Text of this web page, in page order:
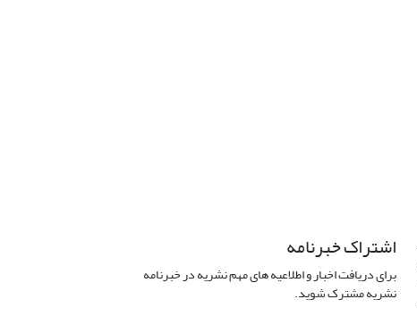
اشتراک خبرنامه
برای دریافت اخبار و اطلاعیه های مهم نشریه در خبرنامه
نشریه مشترک شوید.